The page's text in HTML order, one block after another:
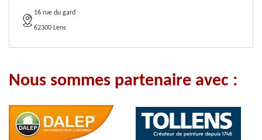
16 rue du gard
62300 Lens
Nous sommes partenaire avec :